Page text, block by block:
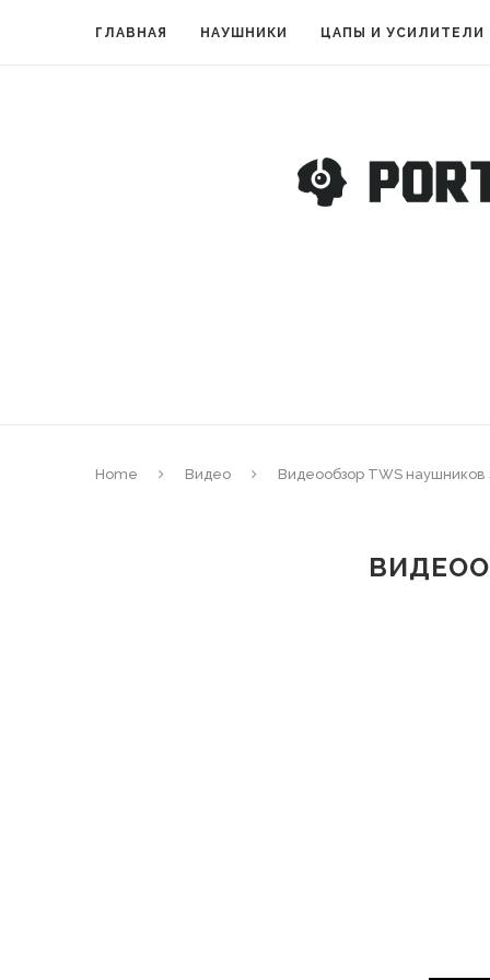
ГЛАВНАЯ НАУШНИКИ ЦАПЫ И УСИЛИТЕЛИ
Home Видео Видеообзор TWS наушников